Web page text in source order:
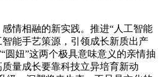
相融的新实践。推进“人工智能
能手艺策源，引领成长新质出产
圆妞”这两个极具意味意义的亲情抽
量成长要靠科技立异培育新动